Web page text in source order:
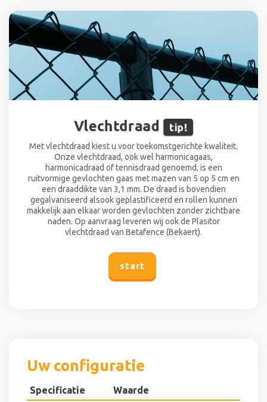
Vlechtdraad tip!
Met vlechtdraad kiest u voor toekomstgerichte kwaliteit.
Onze vlechtdraad, ook wel harmonicagaas,
harmonicadraad of tennisdraad genoemd, is een
ruitvormige gevlochten gaas met mazen van 5 op 5 cm en
een draaddikte van 3,1 mm. De draad is bovendien
gegalvaniseerd alsook geplastificeerd en rollen kunnen
makkelijk aan elkaar worden gevlochten zonder zichtbare
naden. Op aanvraag leveren wij ook de Plasitor
vlechtdraad van Betafence (Bekaert).
start
Uw configuratie
Specificatie
Waarde